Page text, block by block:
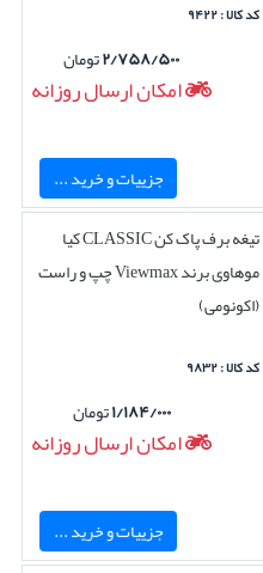
کد کالا : ۹۴۲۲
۲/۷۵۸/۵۰۰تومان
امکان ارسال روزانه
جزییات و خرید ...
تیغه برف پاک کن CLASSIC کیا
موهاوی برند Viewmax چپ و راست
(اکونومی)
کد کالا : ۹۸۳۲
۱/۱۸۴/۰۰۰تومان
امکان ارسال روزانه
جزییات و خرید ...